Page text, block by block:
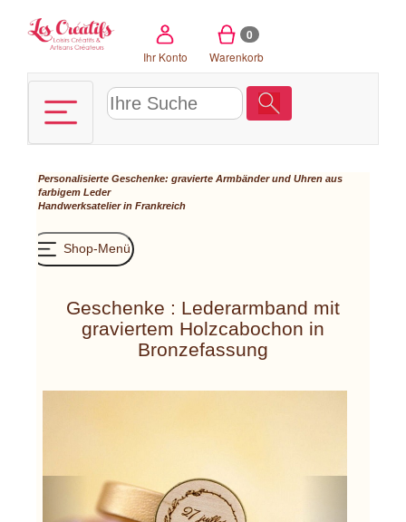
Ihr Konto
0
Warenkorb
Personalisierte Geschenke: gravierte Armbänder und Uhren aus
farbigem Leder
Handwerksatelier in Frankreich
Shop-Menü
Geschenke : Lederarmband mit
graviertem Holzcabochon in
Bronzefassung
Previous